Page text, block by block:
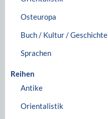
Osteuropa
Buch / Kultur / Geschichte
Sprachen
Reihen
Antike
Orientalistik